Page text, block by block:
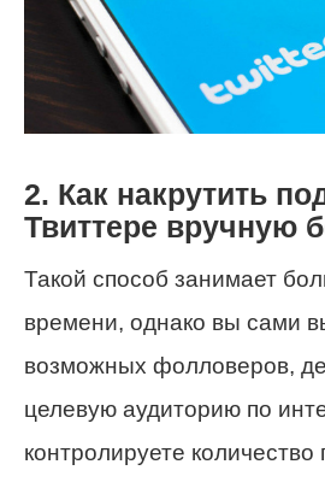
2. Как накрутить
Твиттере вручную
Такой способ занимает
времени, однако вы сами
возможных фолловеров,
целевую аудиторию по
контролируете количество